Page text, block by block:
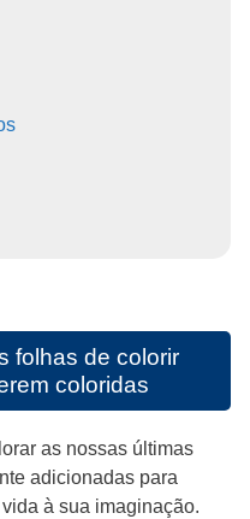
folhas de colorir
coloridas
as nossas últimas
adicionadas para
à sua imaginação.